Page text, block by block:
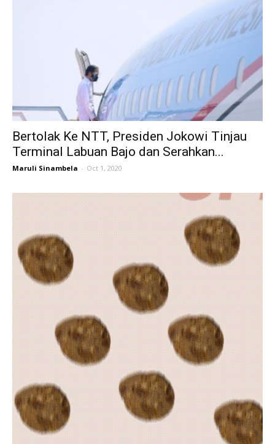
Bertolak Ke NTT, Presiden Jokowi Tinjau
Terminal Labuan Bajo dan Serahkan...
Maruli Sinambela - Oct 1, 2020